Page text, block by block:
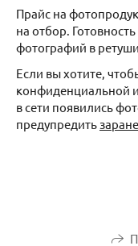
Прайс на
на отбор.
фотографий в
Если вы хотите,
конфиденциальной
в сети появились
предупредить